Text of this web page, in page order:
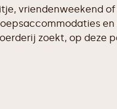
vriendenweekend
zoekt, op deze